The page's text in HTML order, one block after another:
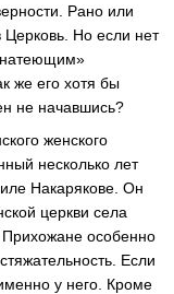
Рано или
Но если нет
же его хотя бы
не начавшись?
женского
несколько лет
Накарякове. Он
церкви села
Прихожане особенно
Если
у него. Кроме